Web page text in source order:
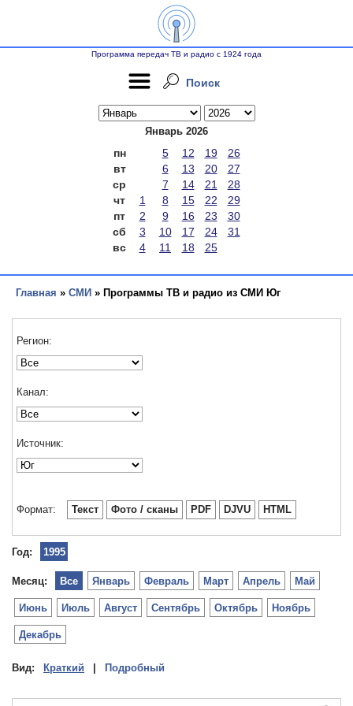
Программа передач ТВ и радио с 1924 года
Поиск
Январь 2026
пн 5 12 19
26
вт
6 13 20
27
ср
7 14 21
28
чт
1 8 15 22
29
пт
2 9 16 23
30
сб
3 10 17 24
31
вс
4 11 18 25
Главная » СМИ » Программы ТВ и радио из СМИ Юг
Регион:
Канал:
Источник:
Формат: Текст Фото / сканы PDF DJVU HTML
Год: 1995
Месяц: Январь Февраль Март Апрель Май
Июнь Июль Август Сентябрь Октябрь Ноябрь
Декабрь
Все
Вид: Краткий Подробный